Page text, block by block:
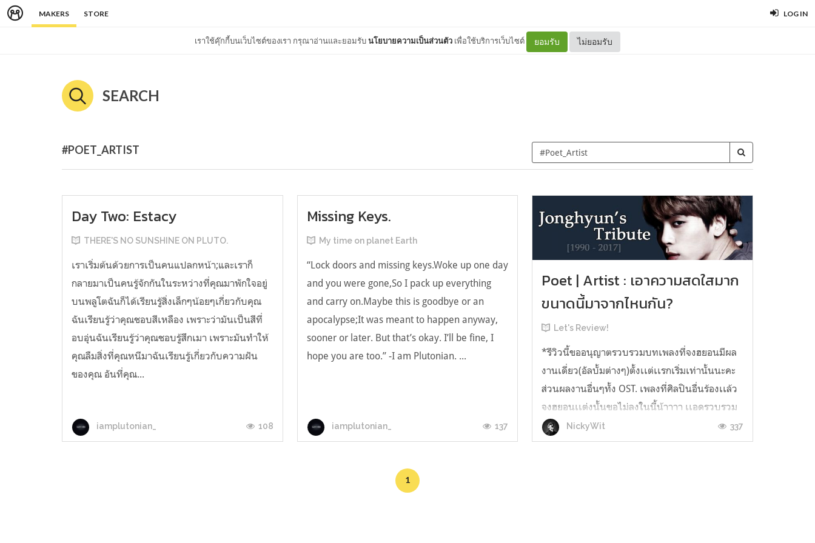
MAKERS STORE LOG IN
เราใช้คุ๊กกี้บนเว็บไซต์ของเรา กรุณาอ่านและยอมรับนโยบายความเป็นส่วนตัว เพื่อใช้บริการเว็บไซต์ ยอมรับ ไม่ยอมรับ
SEARCH
#POET_ARTIST
Day Two: Estacy
THERE'S NO SUNSHINE ON PLUTO.
เราเริ่มต้นด้วยการเป็นคนแปลกหน้า;และเราก็
กลายมาเป็นคนรู้จักกันในระหว่างที่คุณมาพักใจอยู่
บนพลูโตฉันก็ได้เรียนรู้สิ่งเล็กๆน้อยๆเกี่ยวกับคุณ
ฉันเรียนรู้ว่าคุณชอบสีเหลือง เพราะว่ามันเป็นสีที่
อบอุ่นฉันเรียนรู้ว่าคุณชอบรู้สึกเมา เพราะมันทำให้
คุณลืมสิ่งที่คุณหนีมาฉันเรียนรู้เกี่ยวกับความฝัน
ของคุณ อันที่คุณ...
iamplutonian_ 108
Missing Keys.
My time on planet Earth
“Lock doors and missing keys.Woke up one day
and you were gone,So I pack up everything
and carry on.Maybe this is goodbye or an
apocalypse;It was meant to happen anyway,
sooner or later. But that’s okay. I’ll be fine, I
hope you are too.” -I am Plutonian. ...
iamplutonian_ 137
Poet | Artist : เอาความสดใสมาก
ขนาดนี้มาจากไหนกัน?
Let's Review!
*รีวิวนี้ขออนุญาตรวบรวมบทเพลงที่จงฮยอนมีผล
งานเดี่ยว(อัลบั้มต่างๆ)ตั้งเเต่เเรกเริ่มเท่านั้นนะคะ
ส่วนผลงานอื่นๆทั้ง OST. เพลงที่ศิลปินอื่นร้องเเล้ว
จงฮยอนเเต่งนั้นขอไม่ลงในนี้น้าาาา เเอดรวบรวม
ไม่ไหวจริงๆ เเอดขอโทษนะคะ* ห่างหายไปนา
นมากๆกับ let's review! (นานเเค่ไหนถามใจคน
NickyWit 337
1